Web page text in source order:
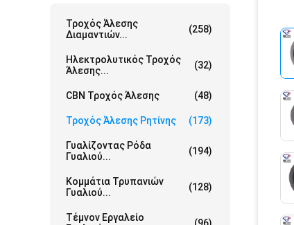
Τροχός Άλεσης
Διαμαντιών...
(258)
Ηλεκτρολυτικός Τροχός
Άλεσης...
(32)
CBN Τροχός Άλεσης (48)
Τροχός Άλεσης Ρητίνης (173)
Γυαλίζοντας Ρόδα
Γυαλιού...
(194)
Κομμάτια Τρυπανιών
Γυαλιού...
(128)
Τέμνον Εργαλείο